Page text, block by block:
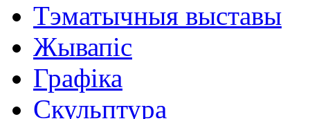
Тэматычныя выставы
Жывапіс
Графіка
Скульптура